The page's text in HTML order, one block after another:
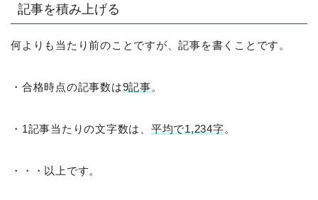
記事を積み上げる
何よりも当たり前のことですが、記事を書くことです。
・合格時点の記事数は9記事。
・1記事当たりの文字数は、 平均で1,234字。
・・・以上です。